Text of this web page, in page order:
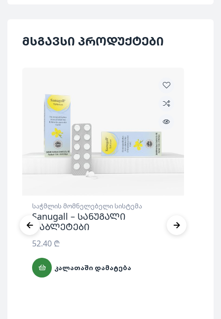
მსგავსი პროდუქტები
საჭმლის მომნელებელი სისტემა
Sanugall – სანუგალი
ტაბლეტები
52.40 ₾
ᲙᲐᲚᲐᲗᲐᲨᲘ ᲓᲐᲛᲐᲢᲔᲑᲐ